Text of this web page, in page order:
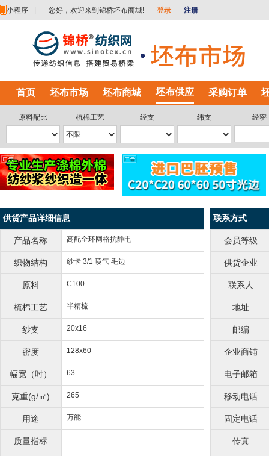
小程序 您好，欢迎来到锦桥坯布商城! 登录 注册
首页 坯布市场 坯布商城 坯布供应 采购订单
原料配比 梳棉工艺 经支 纬支 经密
供货产品详细信息
产品名称 高配全环网格抗静电
织物结构 纱卡 3/1 喷气 毛边
原料 C100
梳棉工艺 半精梳
纱支 20x16
密度 128x60
幅宽（吋） 63
克重(g/㎡) 265
用途 万能
质量指标
联系方式
会员等级
供货企业
联系人
地址
邮编
企业商铺
电子邮箱
移动电话
固定电话
传真